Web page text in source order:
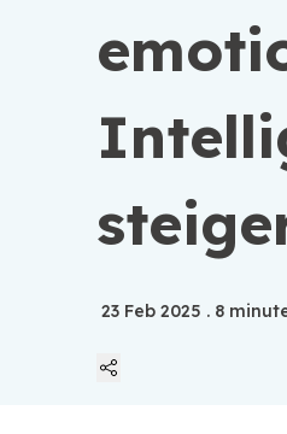
23 Feb 2025 . 8